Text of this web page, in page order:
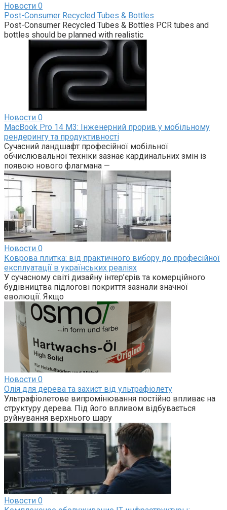
Новости 0
Post-Consumer Recycled Tubes & Bottles
Post-Consumer Recycled Tubes & Bottles PCR tubes and
bottles should be planned with realistic
Новости 0
MacBook Pro 14 M3: Інженерний прорив у мобільному
рендерингу та продуктивності
Сучасний ландшафт професійної мобільної
обчислювальної техніки зазнає кардинальних змін із
появою нового флагмана —
Новости 0
Коврова плитка: від практичного вибору до професійної
експлуатації в українських реаліях
У сучасному світі дизайну інтер’єрів та комерційного
будівництва підлогові покриття зазнали значної
еволюції. Якщо
Новости 0
Олія для дерева та захист від ультрафіолету
Ультрафіолетове випромінювання постійно впливає на
структуру дерева. Під його впливом відбувається
руйнування верхнього шару
Новости 0